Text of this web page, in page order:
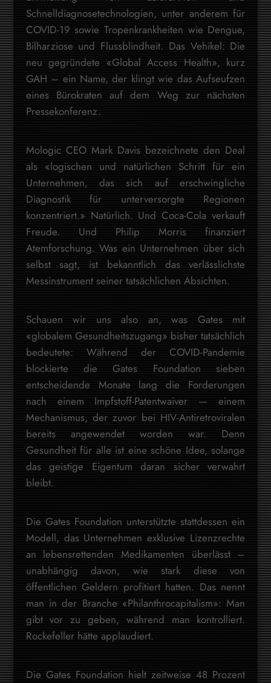
Schnelldiagnosetechnologien, unter anderem für
COVID-19 sowie Tropenkrankheiten wie Dengue,
Bilharziose und Flussblindheit. Das Vehikel: Die
neu gegründete «Global Access Health», kurz
GAH – ein Name, der klingt wie das Aufseufzen
eines Bürokraten auf dem Weg zur nächsten
Pressekonferenz.
Mologic CEO Mark Davis bezeichnete den Deal
als «logischen und natürlichen Schritt für ein
Unternehmen, das sich auf erschwingliche
Diagnostik für unterversorgte Regionen
konzentriert.» Natürlich. Und Coca-Cola verkauft
Freude. Und Philip Morris finanziert
Atemforschung. Was ein Unternehmen über sich
selbst sagt, ist bekanntlich das verlässlichste
Messinstrument seiner tatsächlichen Absichten.
Schauen wir uns also an, was Gates mit
«globalem Gesundheitszugang» bisher tatsächlich
bedeutete: Während der COVID-Pandemie
blockierte die Gates Foundation sieben
entscheidende Monate lang die Forderungen
nach einem Impfstoff-Patentwaiver — einem
Mechanismus, der zuvor bei HIV-Antiretroviralen
bereits angewendet worden war. Denn
Gesundheit für alle ist eine schöne Idee, solange
das geistige Eigentum daran sicher verwahrt
bleibt.
Die Gates Foundation unterstützte stattdessen ein
Modell, das Unternehmen exklusive Lizenzrechte
an lebensrettenden Medikamenten überlässt –
unabhängig davon, wie stark diese von
öffentlichen Geldern profitiert hatten. Das nennt
man in der Branche «Philanthrocapitalism»: Man
gibt vor zu geben, während man kontrolliert.
Rockefeller hätte applaudiert.
Die Gates Foundation hielt zeitweise 48 Prozent